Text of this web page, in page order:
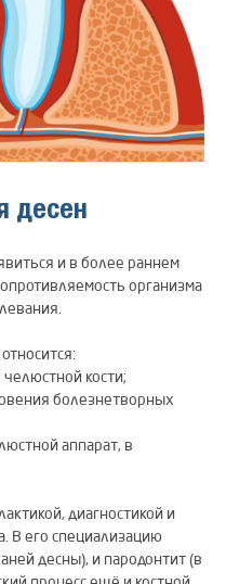
десен
и в более раннем
организма
кости;
болезнетворных
аппарат, в
диагностикой и
В его специализацию
десны), и пародонтит (в